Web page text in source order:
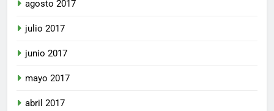
agosto 2017
julio 2017
junio 2017
mayo 2017
abril 2017